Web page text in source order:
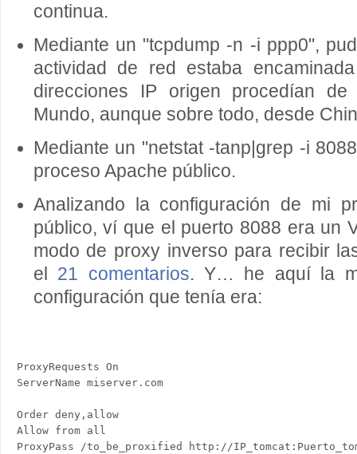
continua.
Mediante un "tcpdump -n -i ppp0",
actividad de red estaba
direcciones IP origen procedían
Mundo, aunque sobre todo, desde
Mediante un "netstat -tanp|grep -i
proceso Apache público.
Analizando la configuración de mi
público, ví que el puerto 8088 era un
modo de proxy inverso para recibir
el 21 comentarios. Y… he aquí la
configuración que tenía era:
ProxyRequests On
Order deny,allow
Allow from all
ProxyPass /to_be_proxified http://